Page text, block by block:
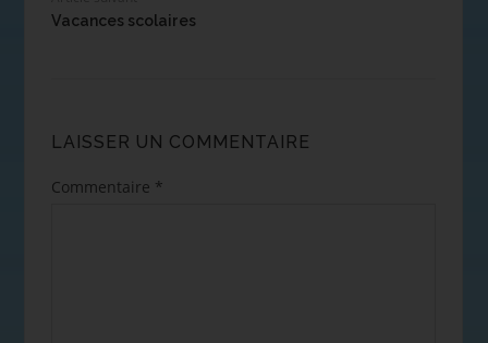
Vacances scolaires
LAISSER UN COMMENTAIRE
Commentaire *